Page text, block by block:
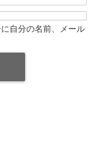
自分の名前、メール